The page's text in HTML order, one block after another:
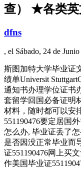
查） ★各类英
dfns
, el Sábado, 24 de
斯图加特大学毕业证
绩单Universit
通知书办理学位证书
套留学回国必备证明
材料，随时都可以安
551190476要定居国
怎么办, 毕业证丢了
是否因没正常毕业而
证551190476网上买
作美国毕业证